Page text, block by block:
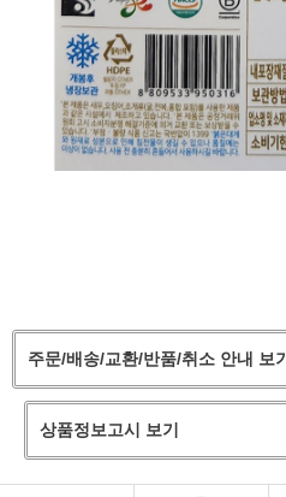
주문/배송/교환/반품/취소 안내 보기
상품정보고시 보기